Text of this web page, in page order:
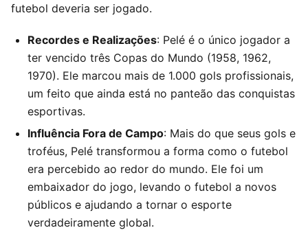
futebol deveria ser jogado.
Recordes e Realizações: Pelé é o único jogador a
ter vencido três Copas do Mundo (1958, 1962,
1970). Ele marcou mais de 1.000 gols profissionais,
um feito que ainda está no panteão das conquistas
esportivas.
Influência Fora de Campo: Mais do que seus gols e
troféus, Pelé transformou a forma como o futebol
era percebido ao redor do mundo. Ele foi um
embaixador do jogo, levando o futebol a novos
públicos e ajudando a tornar o esporte
verdadeiramente global.